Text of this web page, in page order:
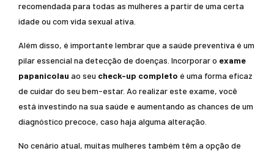
recomendada para todas as mulheres a partir de uma certa
idade ou com vida sexual ativa.
Além disso, é importante lembrar que a saúde preventiva é um
pilar essencial na detecção de doenças. Incorporar o exame
papanicolau ao seu check-up completo é uma forma eficaz
de cuidar do seu bem-estar. Ao realizar este exame, você
está investindo na sua saúde e aumentando as chances de um
diagnóstico precoce, caso haja alguma alteração.
No cenário atual, muitas mulheres também têm a opção de